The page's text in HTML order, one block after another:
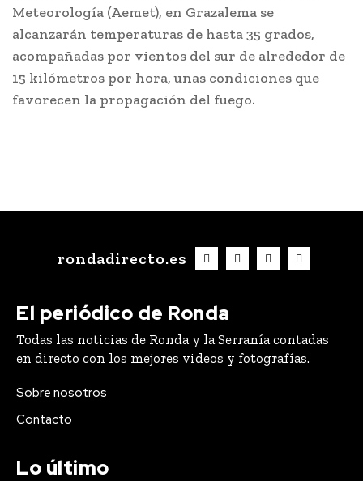
Meteorología (Aemet), en Grazalema se
alcanzarán temperaturas de hasta 35 grados,
acompañadas por vientos del sur de alrededor de
15 kilómetros por hora, unas condiciones que
favorecen la propagación del fuego.
rondadirecto.es
El periódico de Ronda
Todas las noticias de Ronda y la Serranía contadas
en directo con los mejores videos y fotografías.
Sobre nosotros
Contacto
Lo último